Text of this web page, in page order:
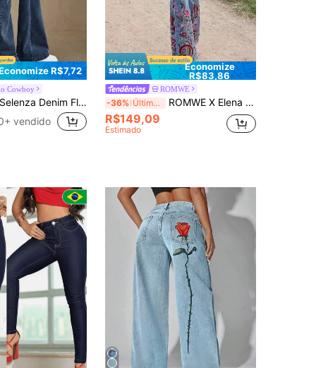
R$7,72
Cowboy
Denim Flare Casual Versátil com Bolso Bordado Floral Feminino
vendido
Economize
R$83,86
ROMWE
-36% Últimos 3 dias ROMWE X Elena Katey Calça Denim Flare Bordada Floral Feminina, Escolar
R$149,09
Estimado